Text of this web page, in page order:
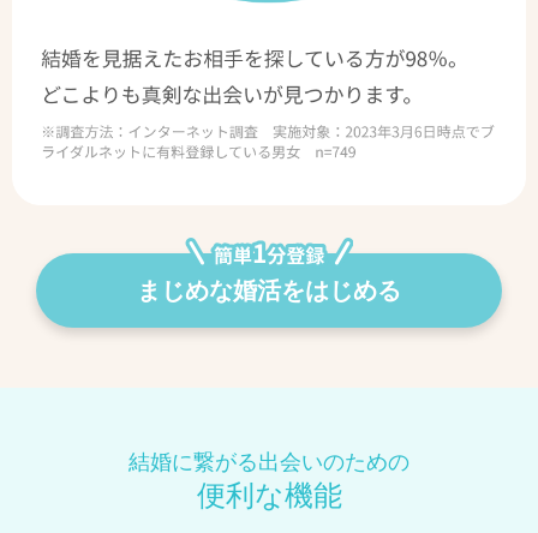
まじめな婚活をはじめる
結婚に繋がる出会いのための
便利な機能